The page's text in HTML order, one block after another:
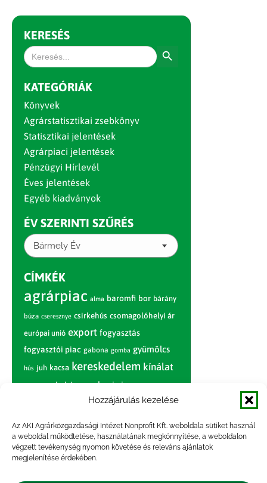
Hozzájárulás kezelése
Az AKI Agrárközgazdasági Intézet Nonprofit Kft. weboldala sütiket használ
a weboldal működtetése, használatának megkönnyítése, a weboldalon
végzett tevékenység nyomon követése és releváns ajánlatok
megjelenítése érdekében.
KERESÉS
Search
for:
KATEGÓRIÁK
Könyvek
Agrárstatisztikai zsebkönyv
Statisztikai jelentések
Agrárpiaci jelentések
Pénzügyi Hírlevél
Éves jelentések
Egyéb kiadványok
ÉV SZERINTI SZŰRÉS
Bármely Év
CÍMKÉK
agrárpiac alma baromfi bor bárány
búza cseresznye csirkehús csomagolóhelyi ár
európai unió export fogyasztás
fogyasztói piac gabona gomba gyümölcs
hús juh kacsa kereskedelem kínálat
körte marhahús nagybani piac narancs
nemzetközi árinformációk
paradicsom piac piaci jelentés
pulyka pulykahús sertés sertéshús
szarvasmarha termelés
termelői